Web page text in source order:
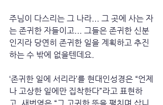
주님이 다스리는 그 나라... 그 곳에 사는 자
는 존귀한 자들이고... 그들은 존귀한 신분
인지라 당연히 존귀한 일을 계획하고 추진
하는 수 밖에 없을텐데요.
‘존귀한 일에 서리라’를 현대인성경은 “언제
나 고상한 일에만 집착한다”라고 표현하